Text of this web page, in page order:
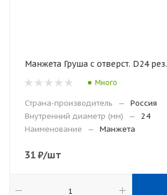
Манжета Груша с отверст. D24 рез.
Много
Страна-производитель —
Россия
Внутренний диаметр (мм)
—
24
Наименование
— Манжета
31 ₽/шт